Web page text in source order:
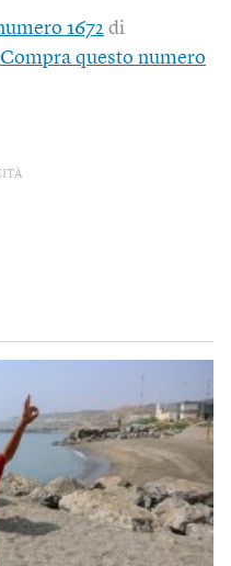
1672 di
Compra questo numero